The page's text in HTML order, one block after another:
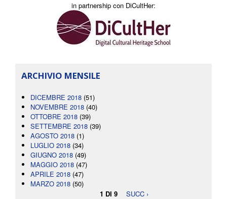
in partnership con DiCultHer:
ARCHIVIO MENSILE
DICEMBRE 2018 (51)
NOVEMBRE 2018 (40)
OTTOBRE 2018 (39)
SETTEMBRE 2018 (39)
AGOSTO 2018 (1)
LUGLIO 2018 (34)
GIUGNO 2018 (49)
MAGGIO 2018 (47)
APRILE 2018 (47)
MARZO 2018 (50)
1 DI 9
SUCC ›